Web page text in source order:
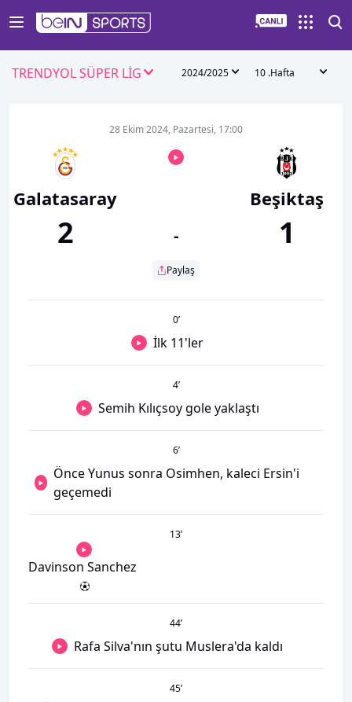
TRENDYOL SÜPER LİG 2024/2025 10 .Hafta
Galatasaray
2
28 Ekim 2024, Pazartesi, 17:00
-
Paylaş
Beşiktaş
1
0’
İlk 11'ler
4’
Semih Kılıçsoy gole yaklaştı
6’
Önce Yunus sonra Osimhen, kaleci Ersin'i
geçemedi
13’
Davinson Sanchez
44’
Rafa Silva'nın şutu Muslera'da kaldı
45’